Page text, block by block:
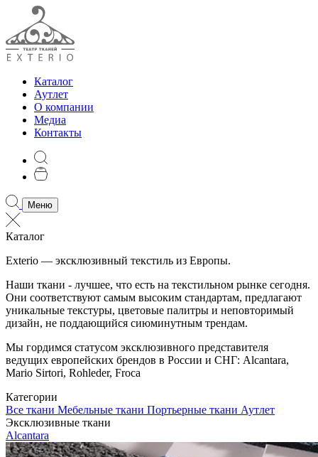
Каталог
Аутлет
О компании
Медиа
Контакты
Меню
Каталог
Exterio — эксклюзивный текстиль из Европы.
Наши ткани - лучшее, что есть на текстильном рынке сегодня.
Они соответствуют самым высоким стандартам, предлагают
уникальные текстуры, цветовые палитры и неповторимый
дизайн, не поддающийся сиюминутным трендам.
Мы гордимся статусом эксклюзивного представителя
ведущих европейских брендов в России и СНГ: Alcantara,
Mario Sirtori, Rohleder, Froca
Категории
Все ткани Мебельные ткани Портьерные ткани Аутлет
Эксклюзивные ткани
Alcantara